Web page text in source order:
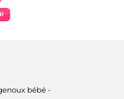
actuel
est :
bébé -